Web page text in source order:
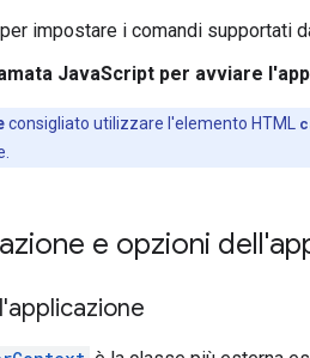
per impostare i comandi supportati
JavaScript per avviare
consigliato utilizzare l'elemento HTML
e opzioni